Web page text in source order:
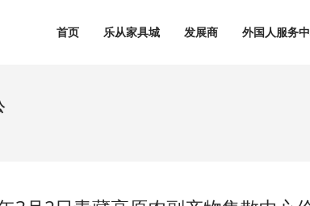
首页 乐从家具城 发展商 外国人服务